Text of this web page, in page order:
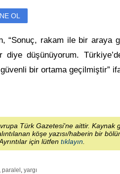
OL
“Sonuç, rakam ile bir araya
diye düşünüyorum.
bir ortama geçilmiştir”
Türk Gazetesi'ne aittir. Kaynak
köşe yazısı/haberin bir
için lütfen tıklayın
paralel , yargı